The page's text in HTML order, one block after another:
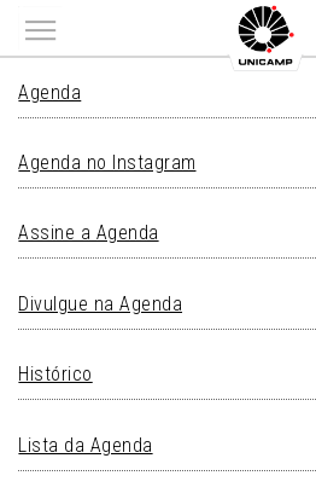
Main menu
AGENDA
Agenda
Agenda no Instagram
Assine a Agenda
Divulgue na Agenda
Histórico
Lista da Agenda